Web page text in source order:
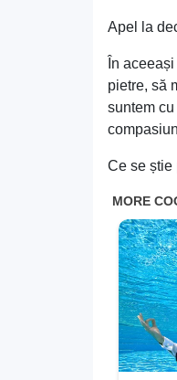
Apel la
În
pietre, să
suntem
Ce se știe